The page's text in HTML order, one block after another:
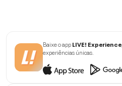
Baixe o appLIVE! Experience
experiências únicas.